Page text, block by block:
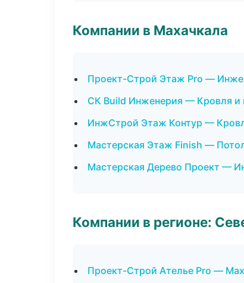
Компании в Махачкала
Проект-Строй Этаж Pro —
СК Build Инженерия — Кровля и
ИнжСтрой Этаж Контур —
Мастерская Этаж Finish —
Мастерская Дерево Проект —
Компании в регионе:
Проект-Строй Ателье Pro —